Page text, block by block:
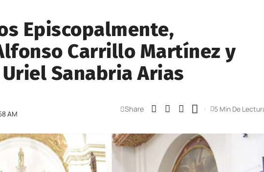
Episcopalmente,
Carrillo Martínez y
Sanabria Arias
AM
Share 5 Min De